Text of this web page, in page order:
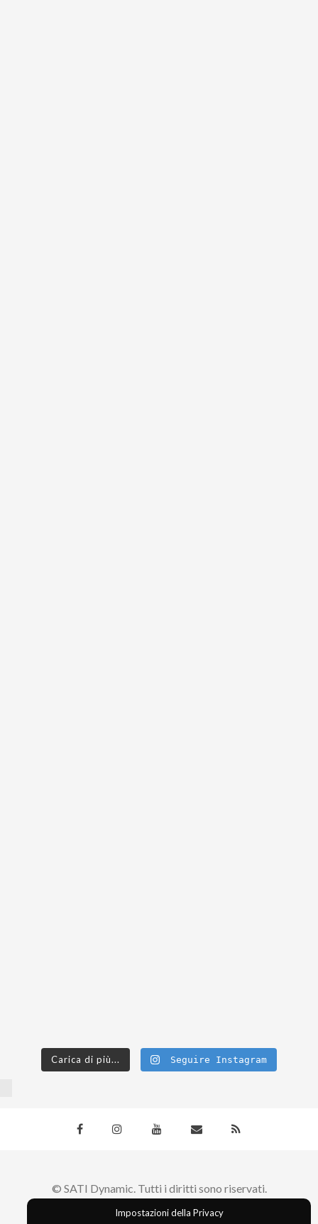
Carica di più... Seguire Instagram
© SATI Dynamic. Tutti i diritti sono riservati.
Impostazioni della Privacy